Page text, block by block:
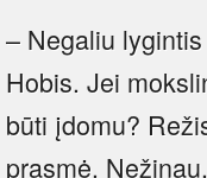
– Negaliu
Hobis. Jei
būti įdomu?
prasmė.